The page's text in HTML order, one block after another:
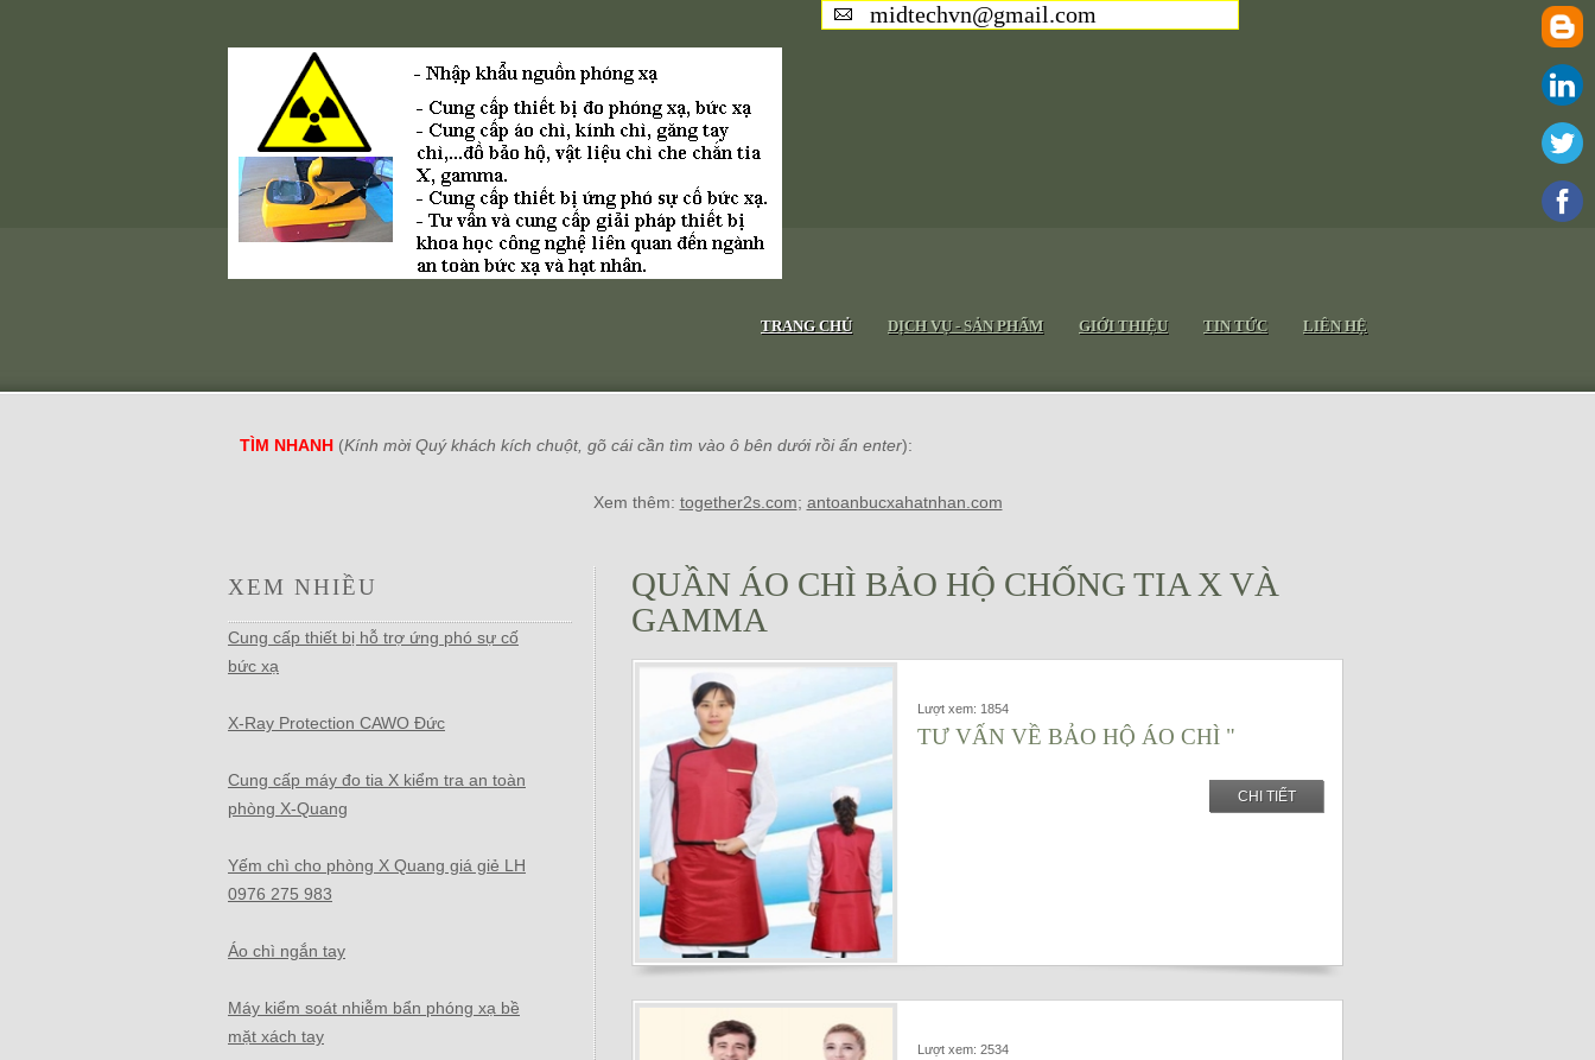
midtechvn@gmail.com
TRANG CHỦ DỊCH VỤ - SẢN PHẨM GIỚI THIỆU TIN TỨC LIÊN HỆ
TÌM NHANH (Kính mời Quý khách kích chuột, gõ cái cần tìm vào ô bên dưới rồi ấn enter):
Xem thêm: together2s.com; antoanbucxahatnhan.com
XEM NHIỀU
Cung cấp thiết bị hỗ trợ ứng phó sự cố
bức xạ
X-Ray Protection CAWO Đức
Cung cấp máy đo tia X kiểm tra an toàn
phòng X-Quang
Yếm chì cho phòng X Quang giá giẻ LH
0976 275 983
Áo chì ngắn tay
Máy kiểm soát nhiễm bẩn phóng xạ bề
mặt xách tay
QUẦN ÁO CHÌ BẢO HỘ CHỐNG TIA X VÀ
GAMMA
Lượt xem: 1854
TƯ VẤN VỀ BẢO HỘ ÁO CHÌ "
CHI TIẾT
Lượt xem: 2534